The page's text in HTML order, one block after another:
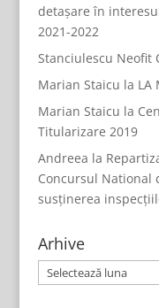
detașare în
2021-2022
Stanciulescu Neofit
Marian Staicu la LA
Marian Staicu la
Titularizare 2019
Andreea la
Concursul National
susținerea
Arhive
Arhive